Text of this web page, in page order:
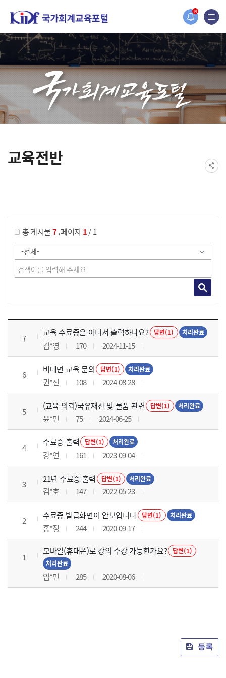
N
홈페이지가 새롭게 개편되었습니다.
한국조세재정연구원홈페이지가 새롭게 개설되었습니다.
교육전반
총 게시물7,페이지 1/ 1
교육전반 목록 으로 번호, 제목, 작성자, 조회수, 등록 일로 나열 되고 있습니다.
7
교육 수료증은 어디서 출력하나요? 답변(1) 처리완료
김*영 170 2024-11-15
6
비대면 교육 문의 답변(1) 처리완료
권*진 108 2024-08-28
5
(교육 의뢰)국유재산 및 물품 관련 답변(1) 처리완료
윤*민 75 2024-06-25
4
수료증 출력 답변(1) 처리완료
강*연 161 2023-09-04
3
21년 수료증 출력 답변(1) 처리완료
김*호 147 2022-05-23
2
수료증 발급화면이 안보입니다 답변(1) 처리완료
홍*정 244 2020-09-17
1
모바일(휴대폰)로 강의 수강 가능한가요?
답변(1)
처리완료
임*민 285 2020-08-06
등록